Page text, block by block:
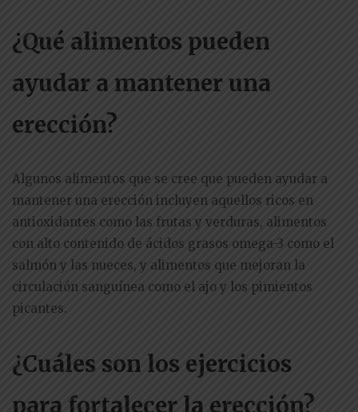
¿Qué alimentos pueden
ayudar a mantener una
erección?
Algunos alimentos que se cree que pueden ayudar a
mantener una erección incluyen aquellos ricos en
antioxidantes como las frutas y verduras, alimentos
con alto contenido de ácidos grasos omega-3 como el
salmón y las nueces, y alimentos que mejoran la
circulación sanguínea como el ajo y los pimientos
picantes.
¿Cuáles son los ejercicios
para fortalecer la erección?